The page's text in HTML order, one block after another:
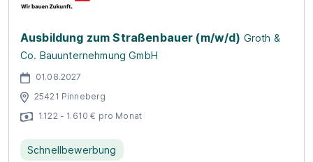
Ausbildung zum Straßenbauer (m/w/d) Groth &
Co. Bauunternehmung GmbH
01.08.2027
25421 Pinneberg
1.122 - 1.610 € pro Monat
Schnellbewerbung